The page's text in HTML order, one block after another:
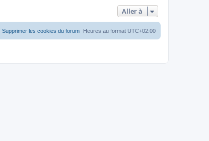
Aller à
Heures au format UTC+02:00
Supprimer les cookies du forum